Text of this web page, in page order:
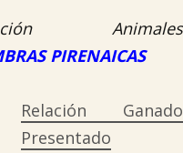
Animales
PIRENAICAS
Relación Ganado
Presentado